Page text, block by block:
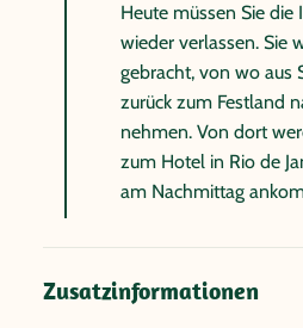
Heute müssen Sie die
wieder verlassen. Sie
gebracht, von wo aus
zurück zum Festland
nehmen. Von dort
zum Hotel in Rio de
am Nachmittag
Zusatzinformationen